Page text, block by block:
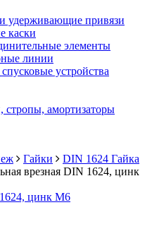
удерживающие привязи
каски
элементы
линии
устройства
стропы, амортизаторы
Гайки
DIN 1624 Гайка
врезная DIN 1624, цинк